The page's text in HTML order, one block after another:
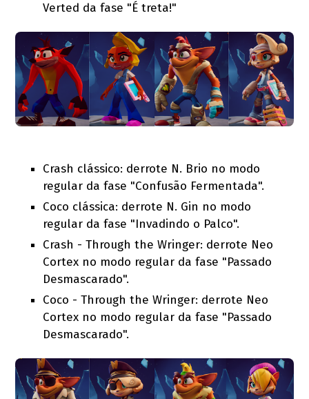
Verted da fase "É treta!"
Crash clássico: derrote N. Brio no modo
regular da fase "Confusão Fermentada".
Coco clássica: derrote N. Gin no modo
regular da fase "Invadindo o Palco".
Crash - Through the Wringer: derrote Neo
Cortex no modo regular da fase "Passado
Desmascarado".
Coco - Through the Wringer: derrote Neo
Cortex no modo regular da fase "Passado
Desmascarado".